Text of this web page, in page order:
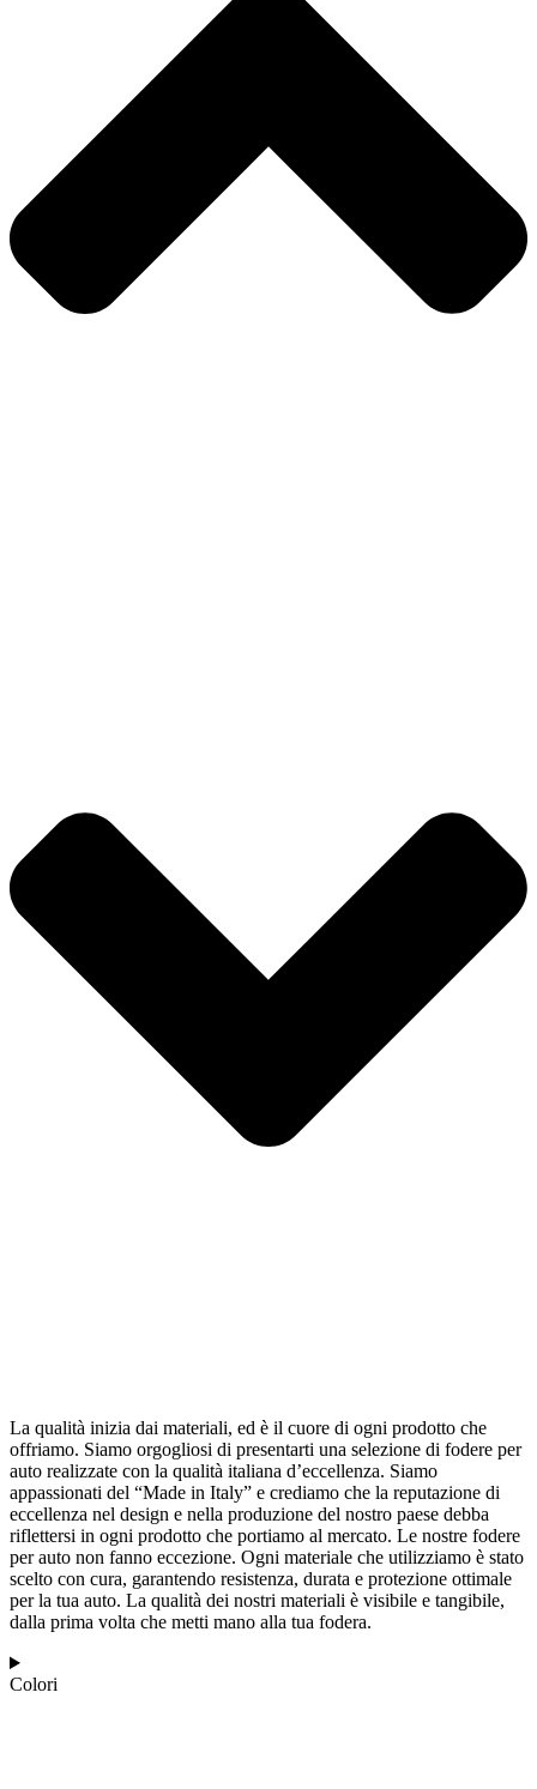
La qualità inizia dai materiali, ed è il cuore di ogni prodotto che
offriamo. Siamo orgogliosi di presentarti una selezione di fodere per
auto realizzate con la qualità italiana d’eccellenza. Siamo
appassionati del “Made in Italy” e crediamo che la reputazione di
eccellenza nel design e nella produzione del nostro paese debba
riflettersi in ogni prodotto che portiamo al mercato. Le nostre fodere
per auto non fanno eccezione. Ogni materiale che utilizziamo è stato
scelto con cura, garantendo resistenza, durata e protezione ottimale
per la tua auto. La qualità dei nostri materiali è visibile e tangibile,
dalla prima volta che metti mano alla tua fodera.
Colori